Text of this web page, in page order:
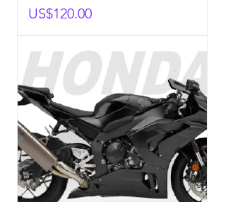
Price
US$120.00